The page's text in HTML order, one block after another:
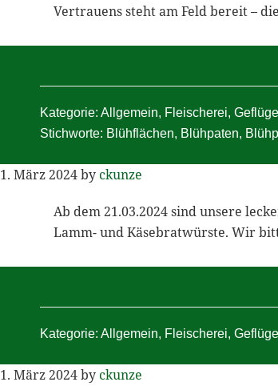
Vertrauens steht am Feld bereit –
Kategorie: Allgemein, Fleischerei,
Stichworte: Blühflächen, Blühpaten,
1. März 2024byckunze
Ab dem 21.03.2024 sind unsere
Lamm- und Käsebratwürste. Wir
Kategorie: Allgemein, Fleischerei,
1. März 2024byckunze